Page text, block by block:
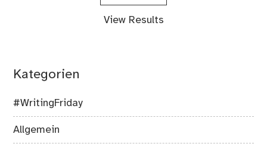
View Results
Kategorien
#WritingFriday
Allgemein